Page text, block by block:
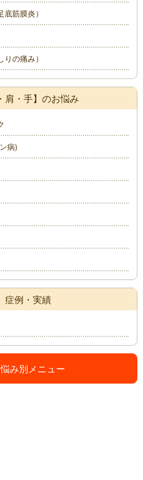
筋膜炎）
の痛み）
肩・手】のお悩み
病)
症例・実績
み別メニュー